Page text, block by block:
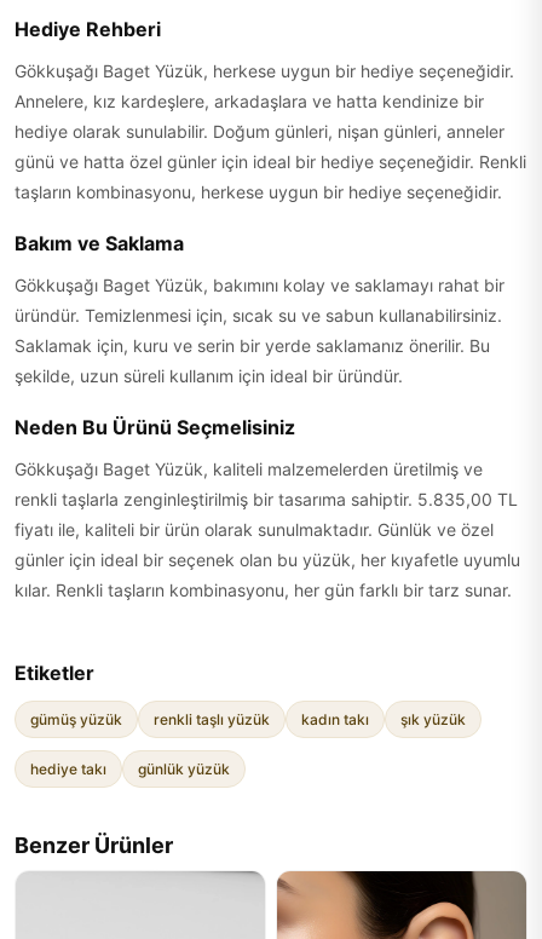
Hediye Rehberi
Gökkuşağı Baget Yüzük, herkese uygun bir hediye seçeneğidir.
Annelere, kız kardeşlere, arkadaşlara ve hatta kendinize bir
hediye olarak sunulabilir. Doğum günleri, nişan günleri, anneler
günü ve hatta özel günler için ideal bir hediye seçeneğidir. Renkli
taşların kombinasyonu, herkese uygun bir hediye seçeneğidir.
Bakım ve Saklama
Gökkuşağı Baget Yüzük, bakımını kolay ve saklamayı rahat bir
üründür. Temizlenmesi için, sıcak su ve sabun kullanabilirsiniz.
Saklamak için, kuru ve serin bir yerde saklamanız önerilir. Bu
şekilde, uzun süreli kullanım için ideal bir üründür.
Neden Bu Ürünü Seçmelisiniz
Gökkuşağı Baget Yüzük, kaliteli malzemelerden üretilmiş ve
renkli taşlarla zenginleştirilmiş bir tasarıma sahiptir. 5.835,00 TL
fiyatı ile, kaliteli bir ürün olarak sunulmaktadır. Günlük ve özel
günler için ideal bir seçenek olan bu yüzük, her kıyafetle uyumlu
kılar. Renkli taşların kombinasyonu, her gün farklı bir tarz sunar.
Etiketler
gümüş yüzük renkli taşlı yüzük kadın takı şık yüzük
hediye takı günlük yüzük
Benzer Ürünler